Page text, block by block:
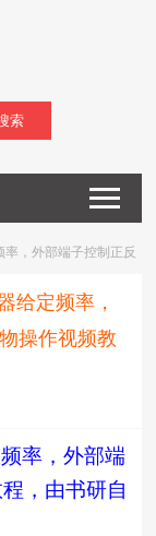
索
，外部端子控制正反
给定频率，
操作视频教
中 小
率，外部端
，由书研自